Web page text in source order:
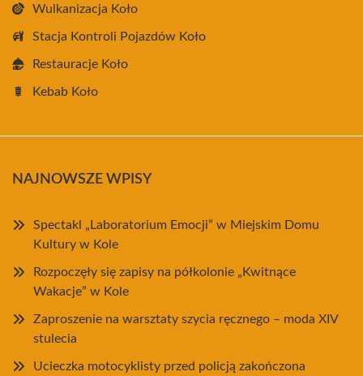
Wulkanizacja Koło
Stacja Kontroli Pojazdów Koło
Restauracje Koło
Kebab Koło
NAJNOWSZE WPISY
Spectakl „Laboratorium Emocji” w Miejskim Domu
Kultury w Kole
Rozpoczęły się zapisy na półkolonie „Kwitnące
Wakacje” w Kole
Zaproszenie na warsztaty szycia ręcznego – moda XIV
stulecia
Ucieczka motocyklisty przed policją zakończona